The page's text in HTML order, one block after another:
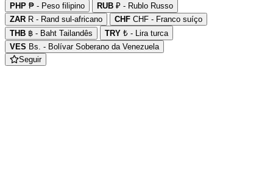
PHP ₱ - Peso filipino RUB ₽ - Rublo Russo
ZAR R - Rand sul-africano CHF CHF - Franco suíço
THB ฿ - Baht Tailandês TRY ₺ - Lira turca
VES Bs. - Bolívar Soberano da Venezuela
Seguir